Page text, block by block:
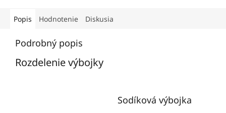
Popis Hodnotenie Diskusia
Podrobný popis
Rozdelenie výbojky
Sodíková výbojka